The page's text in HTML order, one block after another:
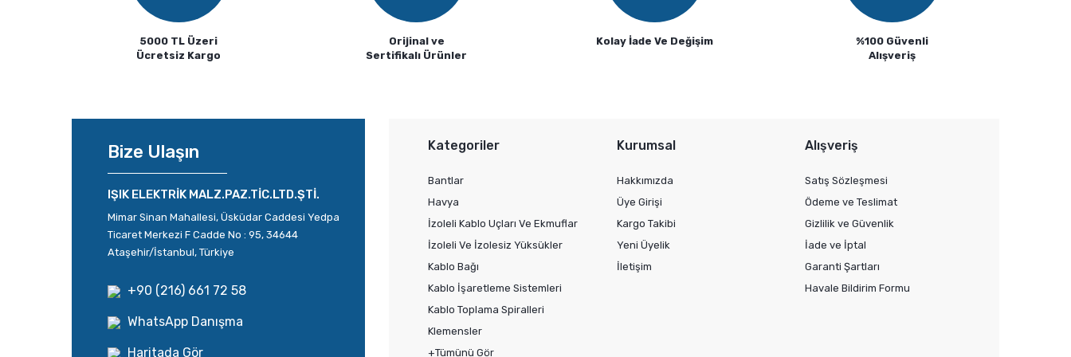
5000 TL Üzeri
Ücretsiz Kargo
Orijinal ve
Sertifikalı Ürünler
Kolay İade Ve Değişim
%100 Güvenli
Alışveriş
Bize Ulaşın
IŞIK ELEKTRİK MALZ.PAZ.TİC.LTD.ŞTİ.
Mimar Sinan Mahallesi, Üsküdar Caddesi Yedpa
Ticaret Merkezi F Cadde No : 95, 34644
Ataşehir/İstanbul, Türkiye
+90 (216) 661 72 58
WhatsApp Danışma
Haritada Gör
Kategoriler
Bantlar
Havya
İzoleli Kablo Uçları Ve Ekmuflar
İzoleli Ve İzolesiz Yüksükler
Kablo Bağı
Kablo İşaretleme Sistemleri
Kablo Toplama Spiralleri
Klemensler
+Tümünü Gör
Kurumsal
Hakkımızda
Üye Girişi
Kargo Takibi
Yeni Üyelik
İletişim
Alışveriş
Satış Sözleşmesi
Ödeme ve Teslimat
Gizlilik ve Güvenlik
İade ve İptal
Garanti Şartları
Havale Bildirim Formu